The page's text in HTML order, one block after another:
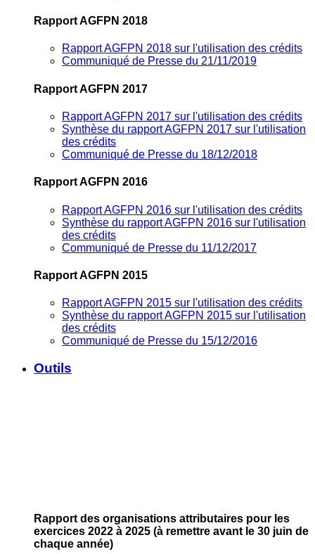
Rapport AGFPN 2018
Rapport AGFPN 2018 sur l'utilisation des crédits
Communiqué de Presse du 21/11/2019
Rapport AGFPN 2017
Rapport AGFPN 2017 sur l'utilisation des crédits
Synthèse du rapport AGFPN 2017 sur l'utilisation
des crédits
Communiqué de Presse du 18/12/2018
Rapport AGFPN 2016
Rapport AGFPN 2016 sur l'utilisation des crédits
Synthèse du rapport AGFPN 2016 sur l'utilisation
des crédits
Communiqué de Presse du 11/12/2017
Rapport AGFPN 2015
Rapport AGFPN 2015 sur l'utilisation des crédits
Synthèse du rapport AGFPN 2015 sur l'utilisation
des crédits
Communiqué de Presse du 15/12/2016
Outils
Rapport des organisations attributaires pour les
exercices 2022 à 2025 (à remettre avant le 30 juin de
chaque année)